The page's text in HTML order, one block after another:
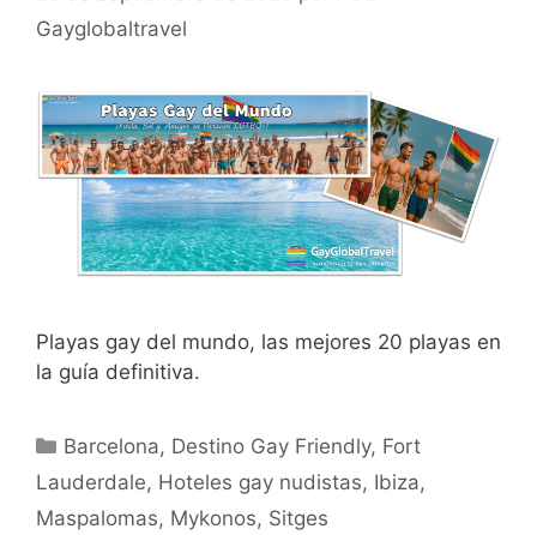
Gayglobaltravel
Playas gay del mundo, las mejores 20 playas en
la guía definitiva.
Categorías
Barcelona, Destino Gay Friendly, Fort
Lauderdale, Hoteles gay nudistas, Ibiza,
Maspalomas, Mykonos, Sitges